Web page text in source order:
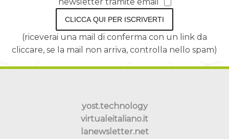
newsletter tramite email
CLICCA QUI PER ISCRIVERTI
(riceverai una mail di conferma con un link da
cliccare, se la mail non arriva, controlla nello spam)
yost.technology
virtualeitaliano.it
lanewsletter.net